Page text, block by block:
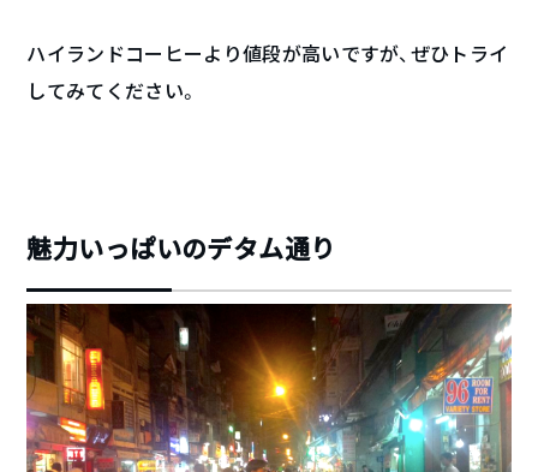
ハイランドコーヒーより値段が高いですが、ぜひトライ
してみてください。
魅力いっぱいのデタム通り